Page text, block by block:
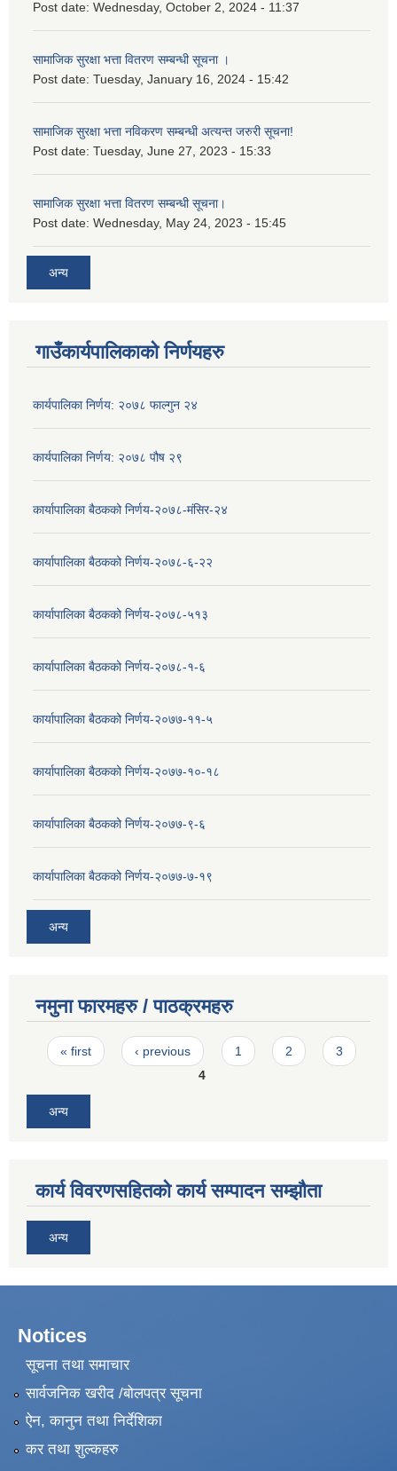
Post date: Wednesday, October 2, 2024 - 11:37
सामाजिक सुरक्षा भत्ता वितरण सम्बन्धी सूचना ।
Post date: Tuesday, January 16, 2024 - 15:42
सामाजिक सुरक्षा भत्ता नविकरण सम्बन्धी अत्यन्त जरुरी सूचना!
Post date: Tuesday, June 27, 2023 - 15:33
सामाजिक सुरक्षा भत्ता वितरण सम्बन्धी सूचना।
Post date: Wednesday, May 24, 2023 - 15:45
अन्य
गाउँकार्यपालिकाको निर्णयहरु
कार्यपालिका निर्णय: २०७८ फाल्गुन २४
कार्यपालिका निर्णय: २०७८ पौष २९
कार्यापालिका बैठकको निर्णय-२०७८-मंसिर-२४
कार्यापालिका बैठकको निर्णय-२०७८-६-२२
कार्यापालिका बैठकको निर्णय-२०७८-५१३
कार्यापालिका बैठकको निर्णय-२०७८-१-६
कार्यापालिका बैठकको निर्णय-२०७७-११-५
कार्यापालिका बैठकको निर्णय-२०७७-१०-१८
कार्यापालिका बैठकको निर्णय-२०७७-९-६
कार्यापालिका बैठकको निर्णय-२०७७-७-१९
अन्य
नमुना फारमहरु / पाठक्रमहरु
Pages
« first ‹ previous 1 2
3
4
अन्य
कार्य विवरणसहितको कार्य सम्पादन सम्झौता
अन्य
Notices
सूचना तथा समाचार
सार्वजनिक खरीद /बोलपत्र सूचना
ऐन, कानुन तथा निर्देशिका
कर तथा शुल्कहरु